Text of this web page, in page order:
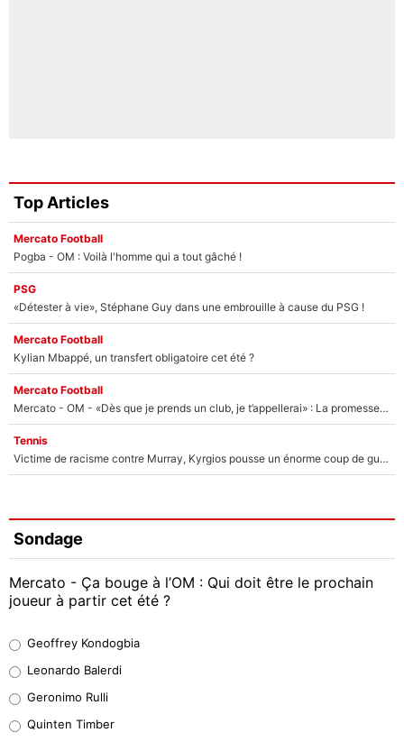
Top Articles
Mercato Football
Pogba - OM : Voilà l'homme qui a tout gâché !
PSG
«Détester à vie», Stéphane Guy dans une embrouille à cause du PSG !
Mercato Football
Kylian Mbappé, un transfert obligatoire cet été ?
Mercato Football
Mercato - OM - «Dès que je prends un club, je t’appellerai» : La promesse de Marcelino au moment de claquer la porte
Tennis
Victime de racisme contre Murray, Kyrgios pousse un énorme coup de gueule !
Sondage
Mercato - Ça bouge à l’OM : Qui doit être le prochain
joueur à partir cet été ?
38%
32%
Geoffrey Kondogbia
Leonardo Balerdi
Geronimo Rulli
Quinten Timber